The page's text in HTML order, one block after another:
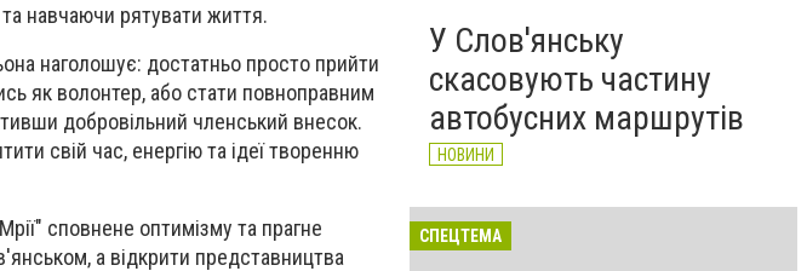
та навчаючи рятувати життя.
наголошує: достатньо просто прийти
як волонтер, або стати повноправним
добровільний членський внесок.
свій час, енергію та ідеї творенню
сповнене оптимізму та прагне
а відкрити представництва
У Слов'янську
скасовують частину
автобусних маршрутів
НОВИНИ
СПЕЦТЕМА